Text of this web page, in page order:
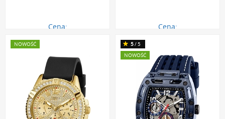
Cena:
Cena:
NOWOŚĆ 5/5
NOWOŚĆ